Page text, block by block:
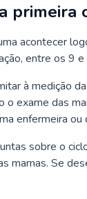
primeira
acontecer
entre os 9
à medição
exame das
enfermeira ou
sobre o
mamas. Se